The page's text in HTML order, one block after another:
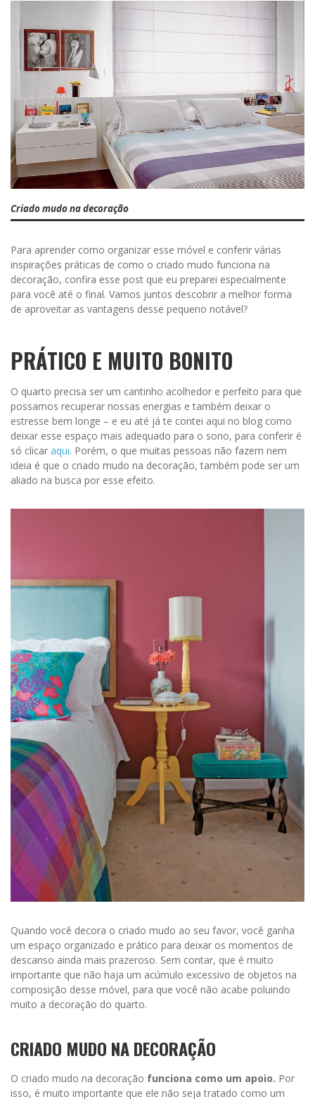
Criado mudo na decoração
Para aprender como organizar esse móvel e conferir várias
inspirações práticas de como o criado mudo funciona na
decoração, confira esse post que eu preparei especialmente
para você até o final. Vamos juntos descobrir a melhor forma
de aproveitar as vantagens desse pequeno notável?
PRÁTICO E MUITO BONITO
O quarto precisa ser um cantinho acolhedor e perfeito para que
possamos recuperar nossas energias e também deixar o
estresse bem longe – e eu até já te contei aqui no blog como
deixar esse espaço mais adequado para o sono, para conferir é
só clicar aqui. Porém, o que muitas pessoas não fazem nem
ideia é que o criado mudo na decoração, também pode ser um
aliado na busca por esse efeito.
Quando você decora o criado mudo ao seu favor, você ganha
um espaço organizado e prático para deixar os momentos de
descanso ainda mais prazeroso. Sem contar, que é muito
importante que não haja um acúmulo excessivo de objetos na
composição desse móvel, para que você não acabe poluindo
muito a decoração do quarto.
CRIADO MUDO NA DECORAÇÃO
O criado mudo na decoração funciona como um apoio. Por
isso, é muito importante que ele não seja tratado como um